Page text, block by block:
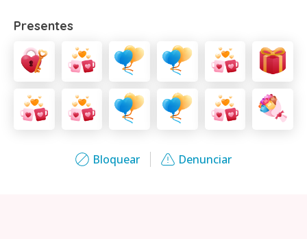
Bloquear Denunciar
Presentes